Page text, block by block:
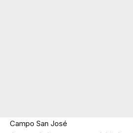
Campo San José